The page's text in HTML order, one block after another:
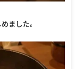
ました。